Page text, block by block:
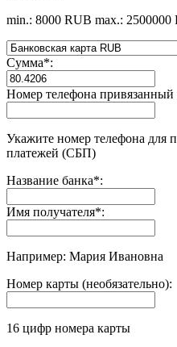
min.: 8000 RUB max.: 2500000
Сумма*:
Номер телефона привязанный
Укажите номер телефона для
платежей (СБП)
Название банка*:
Имя получателя*:
Например: Мария Ивановна
Номер карты (необязательно):
16 цифр номера карты